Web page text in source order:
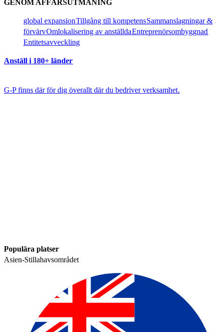
GENOM AFFÄRSUTMANING​​
global expansion​​Tillgång till kompetens​​Sammanslagningar &
förvärv​​Omlokalisering av anställda​​Entreprenörsombyggnad​​
Entitetsavveckling​​
Anställ i 180+ länder​​
G-P finns där för dig överallt där du bedriver verksamhet.​​
Populära platser​​
Asien-Stillahavsområdet​​